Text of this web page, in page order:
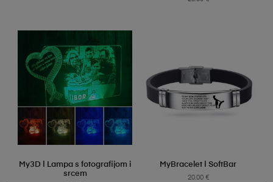
SELECT OPTIONS
My3D | Lampa s fotografijom i
srcem
SELECT OPTIONS
MyBracelet | SoftBar
20.00 €